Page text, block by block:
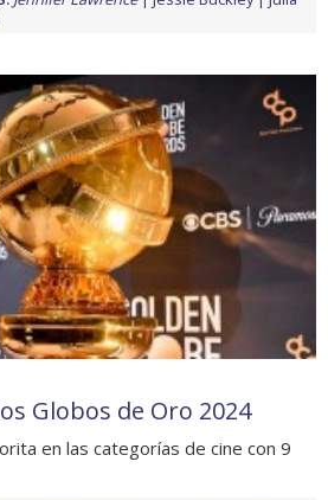
Globos de Oro 2024
en las categorías de cine con 9